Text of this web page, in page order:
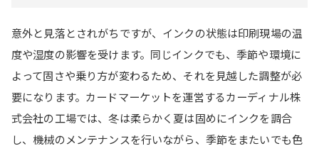
意外と見落とされがちですが、インクの状態は印刷現場の温
度や湿度の影響を受けます。同じインクでも、季節や環境に
よって固さや乗り方が変わるため、それを見越した調整が必
要になります。カードマーケットを運営するカーディナル株
式会社の工場では、冬は柔らかく夏は固めにインクを調合
し、機械のメンテナンスを行いながら、季節をまたいでも色